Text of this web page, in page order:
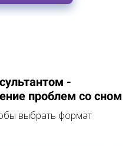
-
проблем со сном
выбрать формат